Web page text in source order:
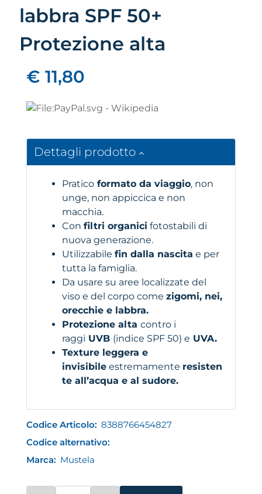
labbra SPF 50+
Protezione alta
€ 11,80
Dettagli prodotto
Pratico formato da viaggio, non
unge, non appiccica e non
macchia.
Con filtri organici fotostabili di
nuova generazione.
Utilizzabile fin dalla nascita e per
tutta la famiglia.
Da usare su aree localizzate del
viso e del corpo come zigomi, nei,
orecchie e labbra.
Protezione alta contro i
raggi UVB (indice SPF 50) e UVA.
Texture leggera e
invisibile estremamente resisten
te all’acqua e al sudore.
Codice Articolo: 8388766454827
Codice alternativo:
Marca: Mustela